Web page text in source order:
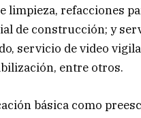
limpieza, refacciones
de construcción; y
servicio de video
entre otros.
básica como